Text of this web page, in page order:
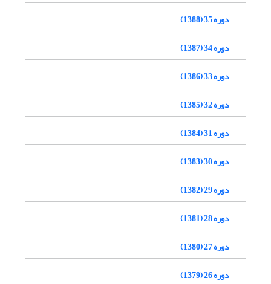
دوره 35 (1388)
دوره 34 (1387)
دوره 33 (1386)
دوره 32 (1385)
دوره 31 (1384)
دوره 30 (1383)
دوره 29 (1382)
دوره 28 (1381)
دوره 27 (1380)
دوره 26 (1379)